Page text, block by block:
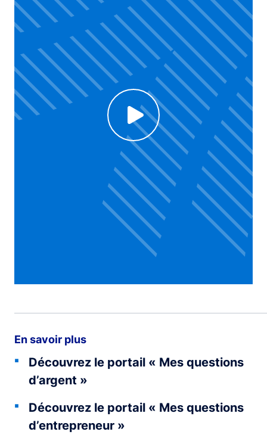
Voir la vidéo
Click to enable Youtube cookies and see content
En savoir plus
Découvrez le portail « Mes questions
d’argent »
Découvrez le portail « Mes questions
d’entrepreneur »